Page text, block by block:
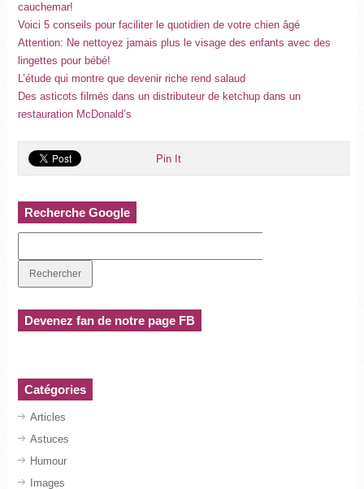
cauchemar!
Voici 5 conseils pour faciliter le quotidien de votre chien âgé
Attention: Ne nettoyez jamais plus le visage des enfants avec des
lingettes pour bébé!
L’étude qui montre que devenir riche rend salaud
Des asticots filmés dans un distributeur de ketchup dans un
restauration McDonald’s
Pin It
Recherche Google
Devenez fan de notre page FB
Catégories
Articles
Astuces
Humour
Images